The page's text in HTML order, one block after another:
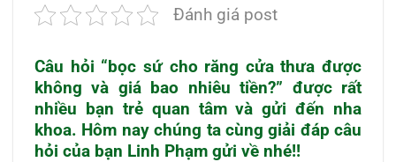
Đánh giá post
Câu hỏi “bọc sứ cho răng cửa thưa được
không và giá bao nhiêu tiền?” được rất
nhiều bạn trẻ quan tâm và gửi đến nha
khoa. Hôm nay chúng ta cùng giải đáp câu
hỏi của bạn Linh Phạm gửi về nhé!!